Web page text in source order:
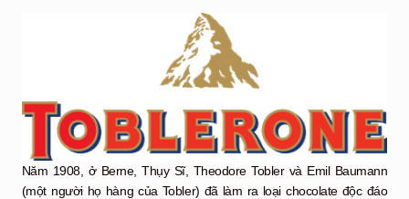
Năm 1908, ở Berne, Thụy Sĩ, Theodore Tobler và Emil Baumann
(một người họ hàng của Tobler) đã làm ra loại chocolate độc đáo